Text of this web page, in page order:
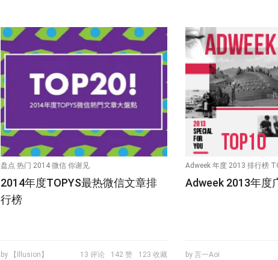
盘点 热门 2014 微信 你谢见
2014年度TOPYS最热微信文章排
行榜
by 【Illusion】 13 评论 142 赞 123 收藏
Adweek 年度 2013 排行榜
Adweek 2013年度
by 言一Aoi